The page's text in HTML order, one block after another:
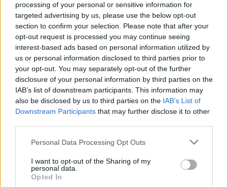
processing of your personal or sensitive information for
targeted advertising by us, please use the below opt-out
section to confirm your selection. Please note that after your
opt-out request is processed you may continue seeing
interest-based ads based on personal information utilized by
us or personal information disclosed to third parties prior to
your opt-out. You may separately opt-out of the further
disclosure of your personal information by third parties on the
IAB’s list of downstream participants. This information may
also be disclosed by us to third parties on the IAB’s List of
Downstream Participants that may further disclose it to other
Please note that this website/app uses one or more Google
not limited to your visit or usage behaviour. You may click to
grant or deny consent to Google and its third-party tags to
use your data for below specified purposes in below Google
Personal Data Processing Opt Outs
I want to opt-out of the Sharing of my
personal data.
Opted In
Νέο Audi A2 e-tron με στόχο την κορυφή της
αποδοτικότητας
Η Chery επενδύει 75 εκατ.
Ατρόμητος και Novibet